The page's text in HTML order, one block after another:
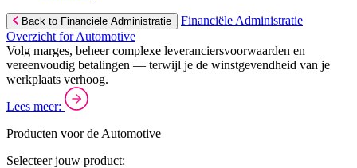
Back to Financiële Administratie
Financiële Administratie
Overzicht for Automotive
Volg marges, beheer complexe leveranciersvoorwaarden en
vereenvoudig betalingen — terwijl je de winstgevendheid van je
werkplaats verhoog.
Lees meer:
Producten voor de Automotive
Selecteer jouw product: